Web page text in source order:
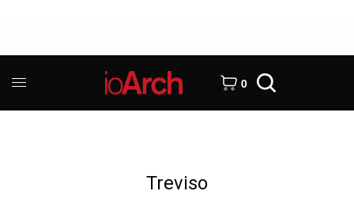
0
Treviso